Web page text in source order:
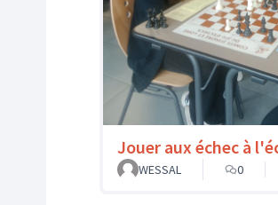
Jouer aux échec à
WESSAL
0